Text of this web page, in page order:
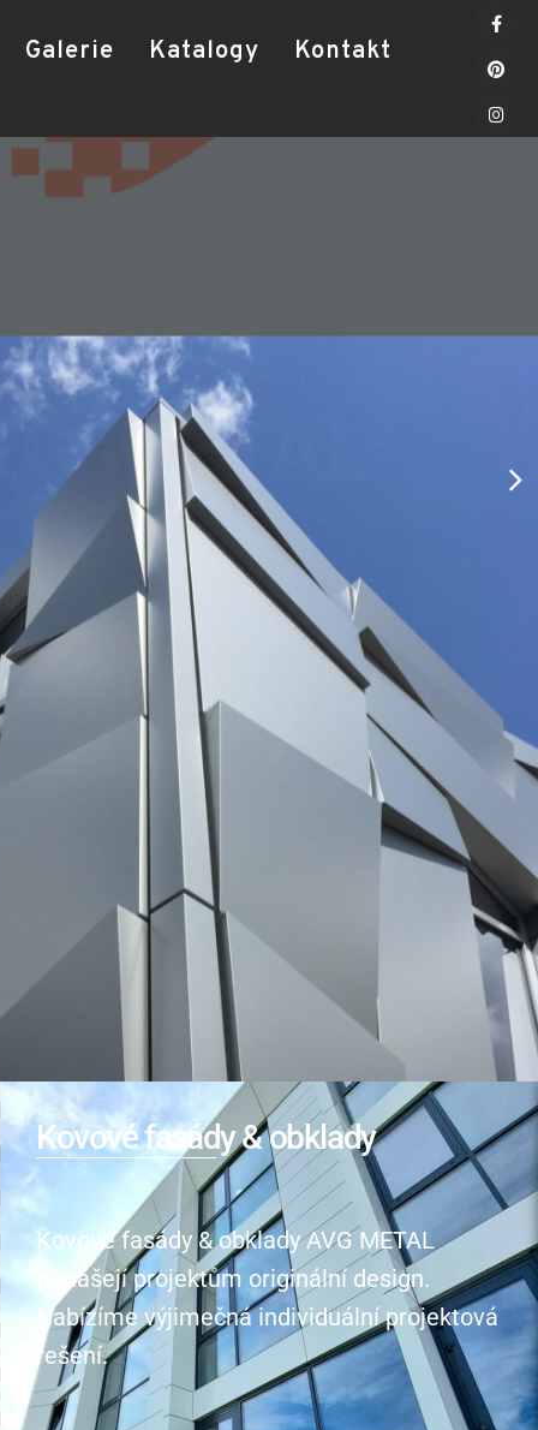
Galerie Katalogy Kontakt
METAL
and excellence
wings of fantasy
Zistiť viac
Kovové fasády & obklady
Kovové fasády & obklady AVG METAL
přinášejí projektům originální design.
Nabízíme výjimečná individuální projektová
řešení.